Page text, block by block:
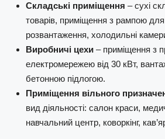
Складські приміщення – сухі
товарів, приміщення з рампою
розвантаження, холодильні
Виробничі цехи – приміщення з
електромережею від 30 кВт,
бетонною підлогою.
Приміщення вільного
вид діяльності: салон краси,
навчальний центр, коворкінг,